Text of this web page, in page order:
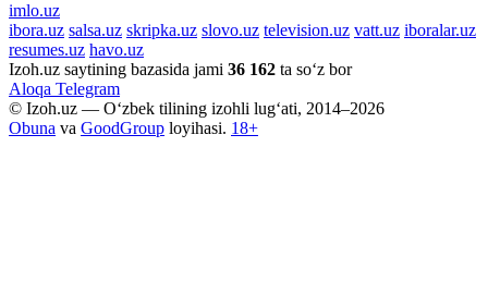
imlo.uz
ibora.uz salsa.uz skripka.uz slovo.uz television.uz vatt.uz iboralar.uz
resumes.uz havo.uz
Izoh.uz saytining bazasida jami 36 162 ta so‘z bor
Aloqa Telegram
© Izoh.uz — O‘zbek tilining izohli lug‘ati, 2014–2026
Obuna va GoodGroup loyihasi. 18+